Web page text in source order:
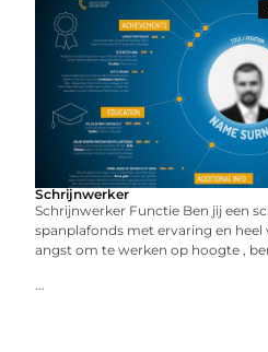
Schrijnwerker
Schrijnwerker Functie Ben jij een
spanplafonds met ervaring en heel
angst om te werken op hoogte ,
...